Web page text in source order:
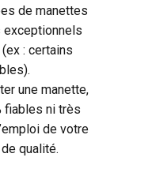
de manettes
exceptionnels
: certains
une manette,
fiables ni très
de votre
qualité.